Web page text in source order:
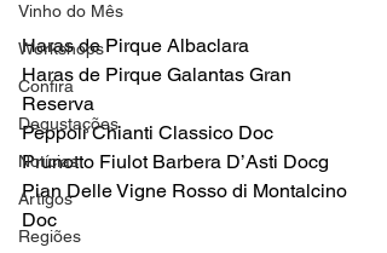
Vinho do Mês
Workshops
Confira
Degustações
Notícias
Artigos
Regiões
Haras de Pirque Albaclara
Haras de Pirque Galantas Gran
Reserva
Pèppoli Chianti Classico Doc
Prunotto Fiulot Barbera D’Asti Docg
Pian Delle Vigne Rosso di Montalcino
Doc